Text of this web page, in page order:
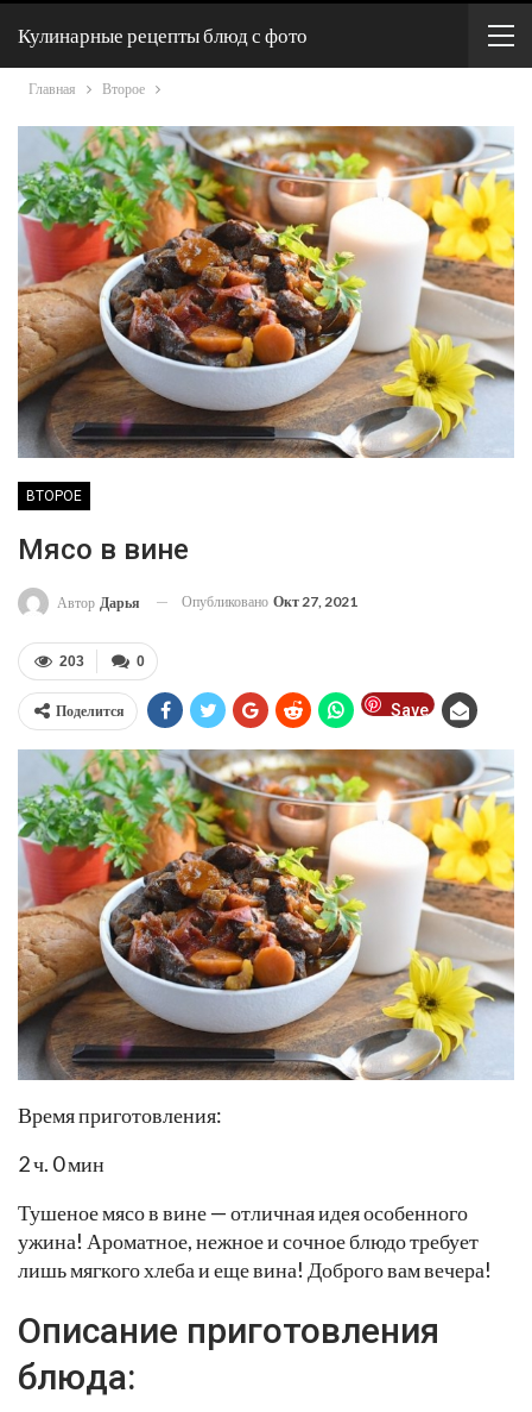
Кулинарные рецепты блюд с фото
Главная Второе
ВТОРОЕ
Мясо в вине
Автор Дарья Опубликовано Окт 27, 2021
0
203
Поделится Save
Время приготовления:
2 ч. 0 мин
Тушеное мясо в вине — отличная идея особенного
ужина! Ароматное, нежное и сочное блюдо требует
лишь мягкого хлеба и еще вина! Доброго вам вечера!
Описание приготовления
блюда: